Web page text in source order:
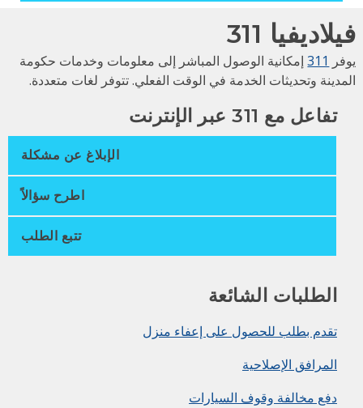
311
311إمكانية الوصول المباشر إلى معلومات وخدمات حكومة
وتحديثات الخدمة في الوقت الفعلي. تتوفر لغات متعددة.
تفاعل مع 311 عبر الإنترنت
الإبلاغ عن مشكلة
اطرح سؤالاً
تتبع الطلب
الطلبات الشائعة
تقدم بطلب للحصول على إعفاء منزل
المرافق الإصلاحية
دفع مخالفة وقوف السيارات